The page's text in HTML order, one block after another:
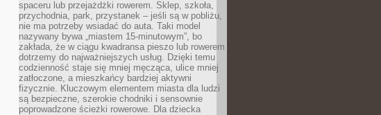
spaceru lub przejażdżki rowerem. Sklep, szkoła,
przychodnia, park, przystanek – jeśli są w pobliżu,
nie ma potrzeby wsiadać do auta. Taki model
nazywany bywa „miastem 15-minutowym”, bo
zakłada, że w ciągu kwadransa pieszo lub rowerem
dotrzemy do najważniejszych usług. Dzięki temu
codzienność staje się mniej męcząca, ulice mniej
zatłoczone, a mieszkańcy bardziej aktywni
fizycznie. Kluczowym elementem miasta dla ludzi
są bezpieczne, szerokie chodniki i sensownie
poprowadzone ścieżki rowerowe. Dla dziecka